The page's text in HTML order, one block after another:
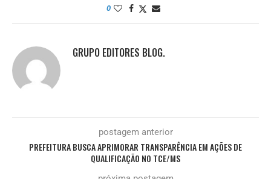
0
GRUPO EDITORES BLOG.
postagem anterior
PREFEITURA BUSCA APRIMORAR TRANSPARÊNCIA EM AÇÕES DE
QUALIFICAÇÃO NO TCE/MS